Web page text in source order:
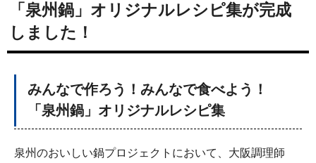
「泉州鍋」オリジナルレシピ集が完成
しました！
みんなで作ろう！みんなで食べよう！
「泉州鍋」オリジナルレシピ集
泉州のおいしい鍋プロジェクトにおいて、大阪調理師